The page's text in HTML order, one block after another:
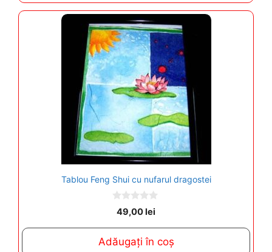
Tablou Feng Shui cu nufarul dragostei
o
o
49,00lei
Adăugați în coș